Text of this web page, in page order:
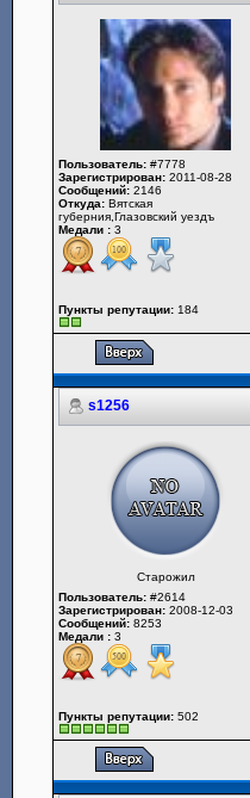
Пользователь: #7778
Зарегистрирован: 2011-08-28
Сообщений: 2146
Откуда: Вятская
губерния,Глазовский уездъ
Медали : 3
Пункты репутации: 184
s1256
Старожил
Пользователь: #2614
Зарегистрирован: 2008-12-03
Сообщений: 8253
Медали : 3
Пункты репутации: 502